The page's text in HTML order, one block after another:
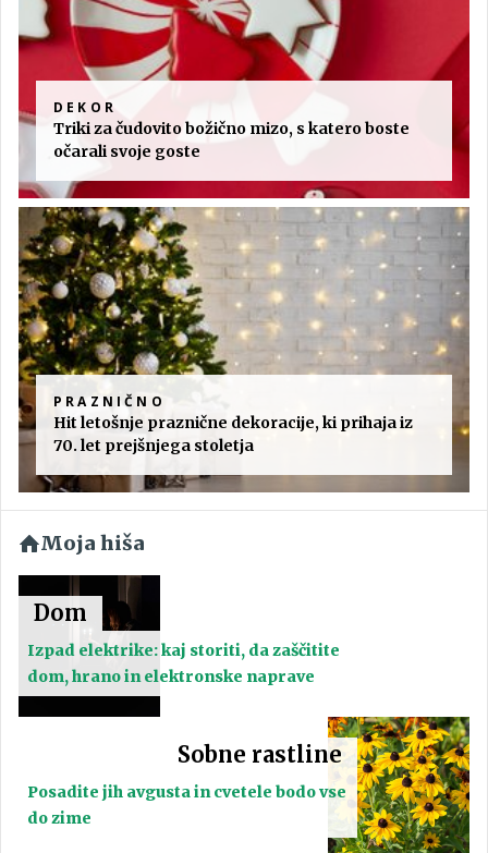
DEKOR
Triki za čudovito božično mizo, s katero boste
očarali svoje goste
PRAZNIČNO
Hit letošnje praznične dekoracije, ki prihaja iz
70. let prejšnjega stoletja
Moja hiša
Dom
Izpad elektrike: kaj storiti, da zaščitite
dom, hrano in elektronske naprave
Sobne rastline
Posadite jih avgusta in cvetele bodo vse
do zime